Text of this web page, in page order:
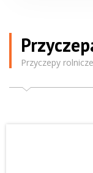
Przyczepy rolnicze